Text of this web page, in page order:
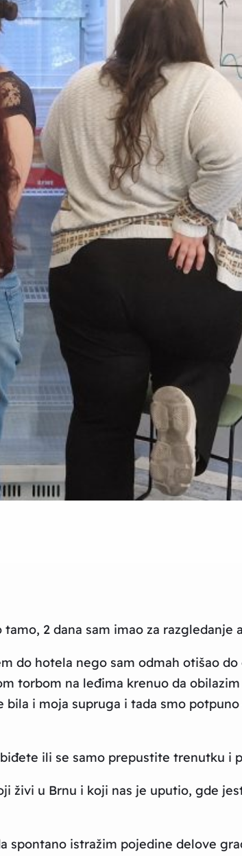
2 dana sam imao za razgledanje
do hotela nego sam odmah otišao
torbom na leđima krenuo da
bila i moja supruga i tada smo
ili se samo prepustite trenutku i
živi u Brnu i koji nas je uputio, gde
spontano istražim pojedine delove